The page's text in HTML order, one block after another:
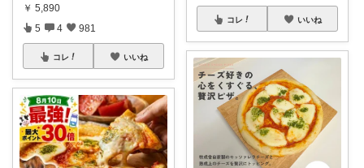
￥ 5,890
5 4 981
コレ いいね
コレ いいね